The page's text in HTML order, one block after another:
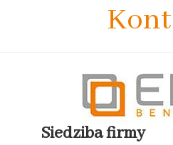
Siedziba firmy